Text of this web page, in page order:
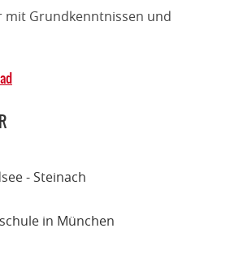
mit Grundkenntnissen und
- Steinach
in München